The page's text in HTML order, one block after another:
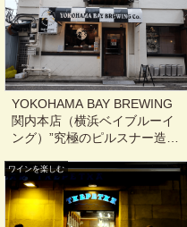
YOKOHAMA BAY BREWING
関内本店（横浜ベイブルーイ
ング）”究極のピルスナー造
@神奈川, 関内
ワインを楽しむ